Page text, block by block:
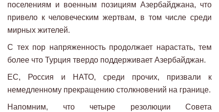
поселениям и военным позициям Азербайджана, что
привело к человеческим жертвам, в том числе среди
мирных жителей.
С тех пор напряженность продолжает нарастать, тем
более что Турция твердо поддерживает Азербайджан.
ЕС, Россия и НАТО, среди прочих, призвали к
немедленному прекращению столкновений на границе.
Напомним, что четыре резолюции Совета